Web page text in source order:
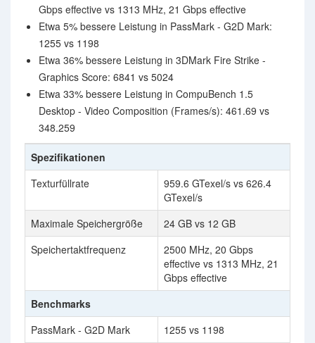
Gbps effective vs 1313 MHz, 21 Gbps effective
Etwa 5% bessere Leistung in PassMark - G2D Mark:
1255 vs 1198
Etwa 36% bessere Leistung in 3DMark Fire Strike -
Graphics Score: 6841 vs 5024
Etwa 33% bessere Leistung in CompuBench 1.5
Desktop - Video Composition (Frames/s): 461.69 vs
348.259
Spezifikationen
Texturfüllrate
959.6 GTexel/s vs 626.4
GTexel/s
Maximale Speichergröße
24 GB vs 12 GB
Speichertaktfrequenz
2500 MHz, 20 Gbps
effective vs 1313 MHz, 21
Gbps effective
Benchmarks
PassMark - G2D Mark
1255 vs 1198